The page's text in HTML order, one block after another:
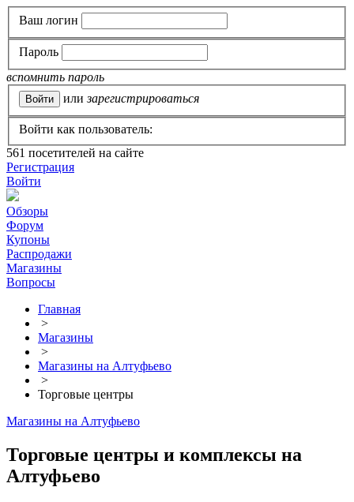
Ваш логин
Пароль
вспомнить пароль
или зарегистрироваться
Войти как пользователь:
561 посетителей на сайте
Регистрация
Войти
Обзоры
Форум
Купоны
Распродажи
Магазины
Вопросы
Главная
>
Магазины
>
Магазины на Алтуфьево
>
Торговые центры
Магазины на Алтуфьево
Торговые центры и комплексы на
Алтуфьево